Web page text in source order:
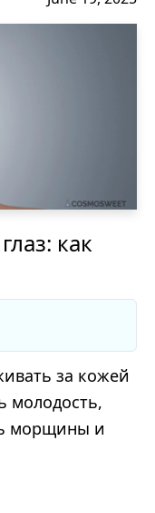
как
за кожей
молодость,
морщины и